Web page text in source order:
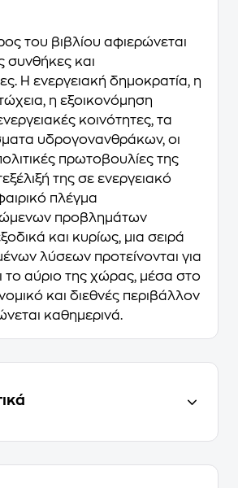
του βιβλίου αφιερώνεται
συνθήκες και
Η ενεργειακή δημοκρατία, η
η εξοικονόμηση
κοινότητες, τα
υδρογονανθράκων, οι
πρωτοβουλίες της
της σε ενεργειακό
πλέγμα
προβλημάτων
και κυρίως, μια σειρά
λύσεων προτείνονται για
το αύριο της χώρας, μέσα στο
και διεθνές περιβάλλον
καθημερινά.